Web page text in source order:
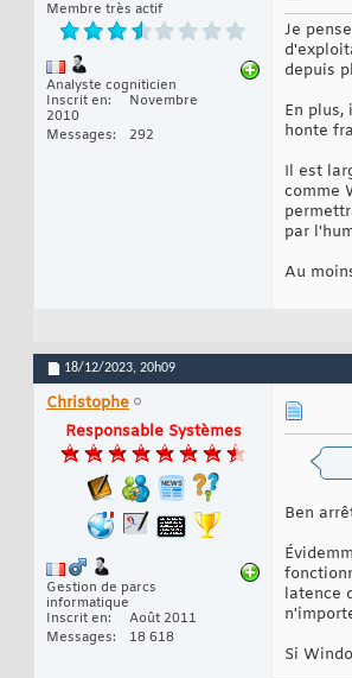
Membre très actif
Analyste cogniticien
Inscrit en
Novembre
2010
Messages
292
Je
depuis
En
honte
Il est
comme
par
Au
18/12/2023, 20h09
Christophe
Responsable Systèmes
Gestion de parcs
informatique
Inscrit en
Août 2011
Messages
18 618
Ben
latence
Si